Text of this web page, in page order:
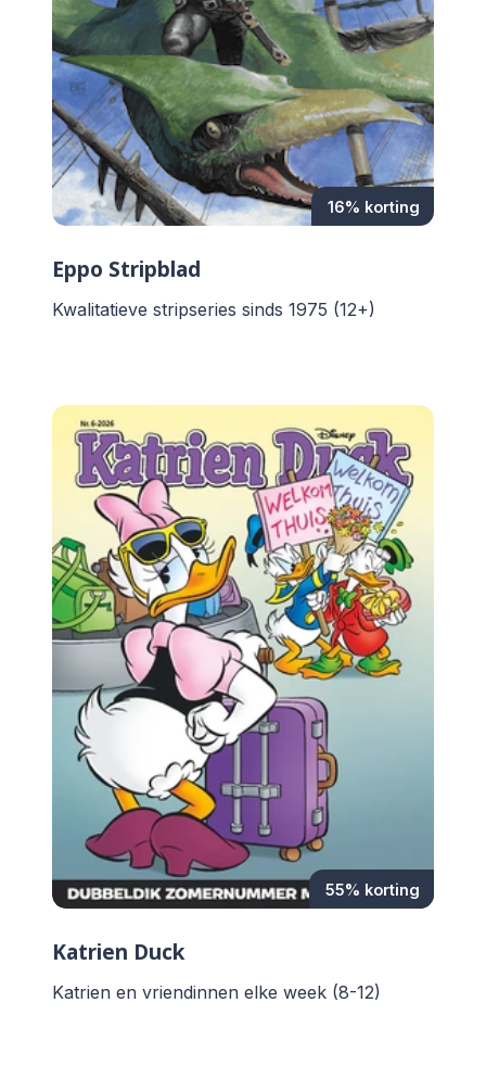
16% korting
Eppo Stripblad
Kwalitatieve stripseries sinds 1975 (12+)
55% korting
Katrien Duck
Katrien en vriendinnen elke week (8-12)